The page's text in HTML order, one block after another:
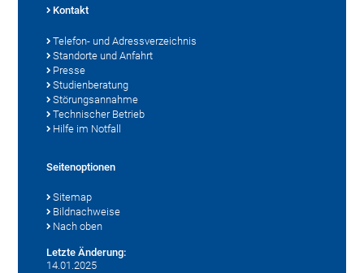
Kontakt
Telefon- und Adressverzeichnis
Standorte und Anfahrt
Presse
Studienberatung
Störungsannahme
Technischer Betrieb
Hilfe im Notfall
Seitenoptionen
Sitemap
Bildnachweise
Nach oben
Letzte Änderung:
14.01.2025